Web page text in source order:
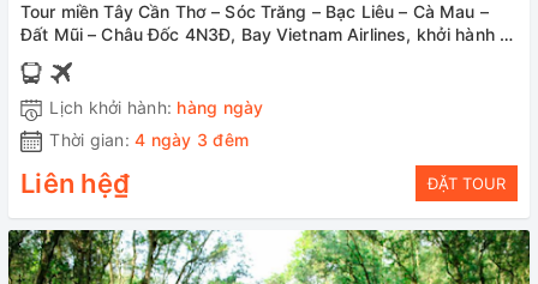
Tour miền Tây Cần Thơ – Sóc Trăng – Bạc Liêu – Cà Mau –
Đất Mũi – Châu Đốc 4N3Đ, Bay Vietnam Airlines, khởi hành từ
Hà Nội, giá ưu đãi
Lịch khởi hành: hàng ngày
Thời gian: 4 ngày 3 đêm
Liên hệ₫ ĐẶT TOUR